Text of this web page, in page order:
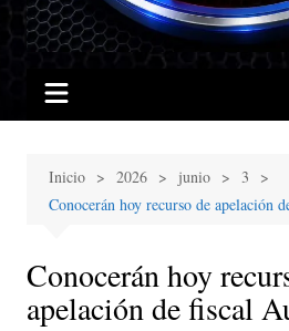
Inicio 2026 junio
3
Conocerán hoy recurso de apelación
Conocerán hoy
apelación de fiscal